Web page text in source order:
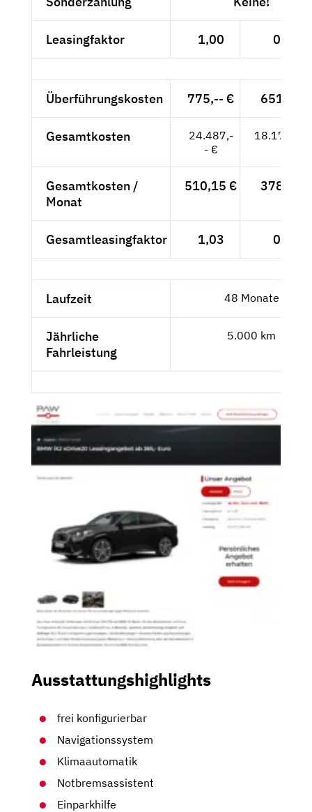
Leasingfaktor 1,00 0,88
Überführungskosten 775,-- € 651,26 €
Gesamtkosten
24.487,-
- €
18.171,26
Gesamtkosten /
Monat
510,15 € 378,57 €
Gesamtleasingfaktor 1,03 0,91
Laufzeit 48 Monate
Jährliche
Fahrleistung
5.000 km
Ausstattungshighlights
frei konfigurierbar
Navigationssystem
Klimaautomatik
Notbremsassistent
Einparkhilfe